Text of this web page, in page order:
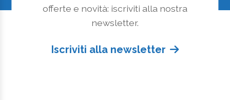
offerte e novità: iscriviti alla nostra
newsletter.
Iscriviti alla newsletter